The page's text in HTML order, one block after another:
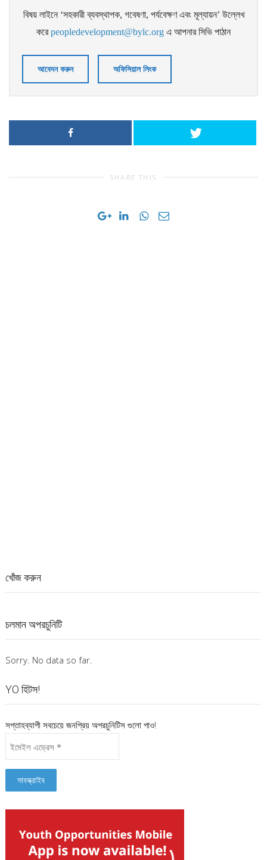
বিষয় লাইনে ‘সহকারী ব্যবস্থাপক, গবেষণা, পর্যবেক্ষণ এবং মূল্যায়ন’ উল্লেখ
করেpeopledevelopment@bylc.org এ আপনার সিভি পাঠান
আবেদন করুন অফিসিয়াল লিংক
SHARE THIS
খোঁজ করুন
চলমান অপরচুনিটি
Sorry. No data so far.
YO হিটস!
সপ্তাহব্যাপী সবচেয়ে জনপ্রিয় অপরচুনিটিস গুলো পাও!